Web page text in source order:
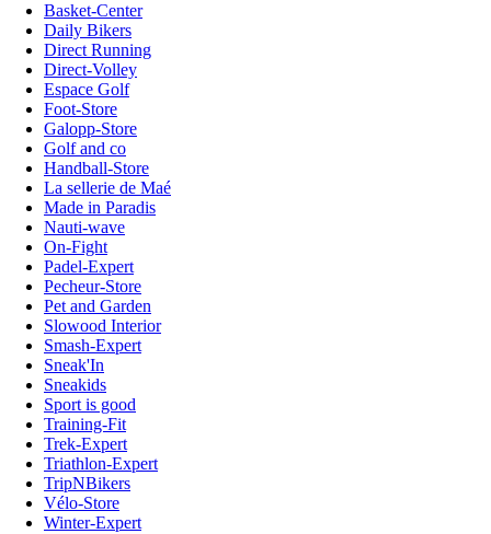
Basket-Center
Daily Bikers
Direct Running
Direct-Volley
Espace Golf
Foot-Store
Galopp-Store
Golf and co
Handball-Store
La sellerie de Maé
Made in Paradis
Nauti-wave
On-Fight
Padel-Expert
Pecheur-Store
Pet and Garden
Slowood Interior
Smash-Expert
Sneak'In
Sneakids
Sport is good
Training-Fit
Trek-Expert
Triathlon-Expert
TripNBikers
Vélo-Store
Winter-Expert